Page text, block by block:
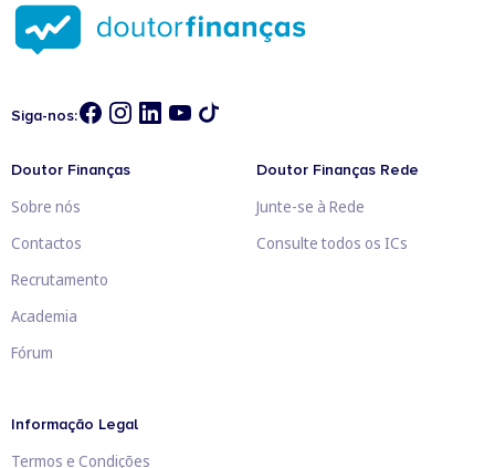
Siga-nos:
Doutor Finanças
Sobre nós
Contactos
Recrutamento
Academia
Fórum
Doutor Finanças Rede
Junte-se à Rede
Consulte todos os ICs
Informação Legal
Termos e Condições